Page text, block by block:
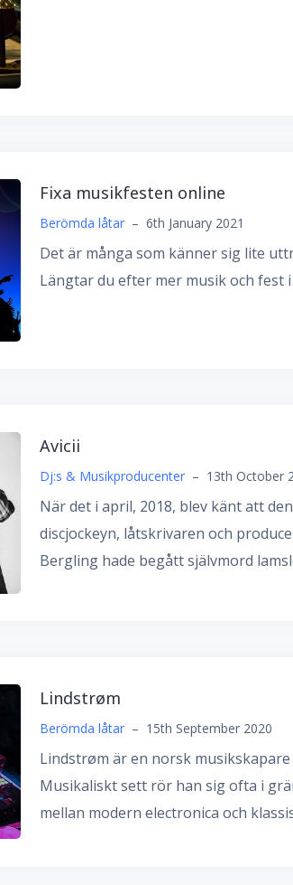
Fixa musikfesten online
Berömda låtar – 6th January 2021
Det är många som känner sig lite
Längtar du efter mer musik och fest
Avicii
Dj:s & Musikproducenter – 13th October
När det i april, 2018, blev känt att
discjockeyn, låtskrivaren och
Bergling hade begått självmord
Lindstrøm
Berömda låtar – 15th September 2020
Lindstrøm är en norsk musikskapare
Musikaliskt sett rör han sig ofta i
mellan modern electronica och